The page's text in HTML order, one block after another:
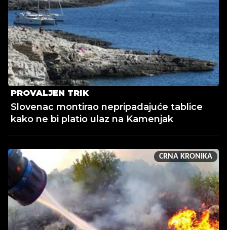
PROVALJEN TRIK
Slovenac montirao nepripadajuće tablice
kako ne bi platio ulaz na Kamenjak
CRNA KRONIKA